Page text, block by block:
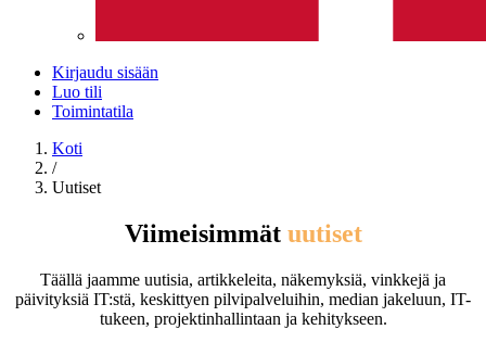
Kirjaudu sisään
Luo tili
Toimintatila
Koti
/
Uutiset
Viimeisimmät uutiset
Täällä jaamme uutisia, artikkeleita, näkemyksiä, vinkkejä ja
päivityksiä IT:stä, keskittyen pilvipalveluihin, median jakeluun, IT-
tukeen, projektinhallintaan ja kehitykseen.